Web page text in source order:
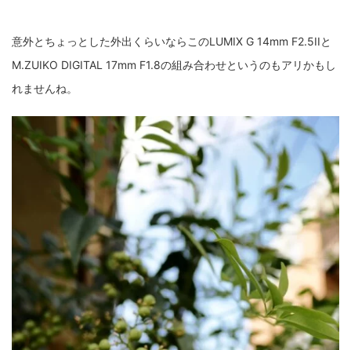
意外とちょっとした外出くらいならこのLUMIX G 14mm F2.5IIと
M.ZUIKO DIGITAL 17mm F1.8の組み合わせというのもアリかもし
れませんね。